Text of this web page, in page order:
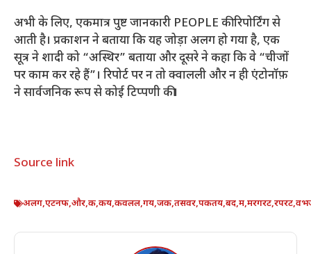
अभी के लिए, एकमात्र पुष्ट जानकारी PEOPLE की रिपोर्टिंग से
आती है। प्रकाशन ने बताया कि यह जोड़ा अलग हो गया है, एक
सूत्र ने शादी को “अस्थिर” बताया और दूसरे ने कहा कि वे “चीजों
पर काम कर रहे हैं”। रिपोर्ट पर न तो क्वालली और न ही एंटोनॉफ़
ने सार्वजनिक रूप से कोई टिप्पणी की।
Source link
अलग,एटनफ,और,क,कय,कवलल,गय,जक,तसवर,पकतय,बद,म,मरगरट,रपरट,